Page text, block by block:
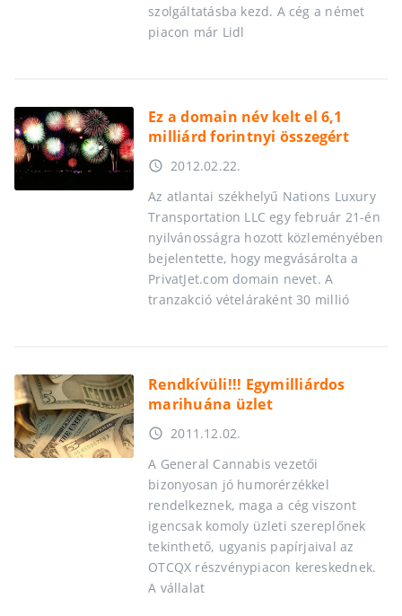
szolgáltatásba kezd. A cég a német
piacon már Lidl
Ez a domain név kelt el 6,1
milliárd forintnyi összegért
access_time 2012.02.22.
Az atlantai székhelyű Nations Luxury
Transportation LLC egy február 21-én
nyilvánosságra hozott közleményében
bejelentette, hogy megvásárolta a
PrivatJet.com domain nevet. A
tranzakció vételáraként 30 millió
Rendkívüli!!! Egymilliárdos
marihuána üzlet
access_time 2011.12.02.
A General Cannabis vezetői
bizonyosan jó humorérzékkel
rendelkeznek, maga a cég viszont
igencsak komoly üzleti szereplőnek
tekinthető, ugyanis papírjaival az
OTCQX részvénypiacon kereskednek.
A vállalat